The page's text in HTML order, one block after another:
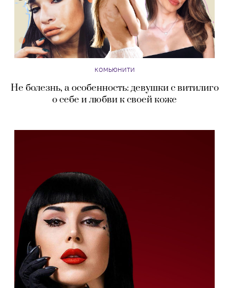
КОМЬЮНИТИ
Не болезнь, а особенность: девушки с витилиго
о себе и любви к своей коже